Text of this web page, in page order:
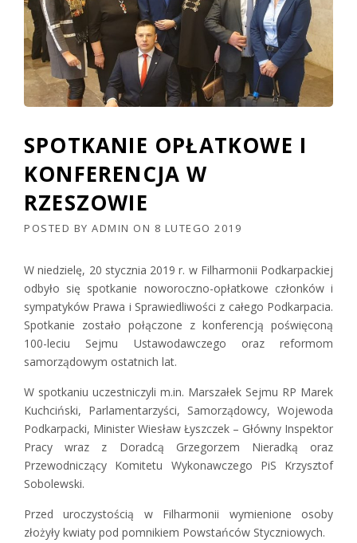
SPOTKANIE OPŁATKOWE I
KONFERENCJA W
RZESZOWIE
POSTED BY ADMIN ON 8 LUTEGO 2019
W niedzielę, 20 stycznia 2019 r. w Filharmonii Podkarpackiej
odbyło się spotkanie noworoczno-opłatkowe członków i
sympatyków Prawa i Sprawiedliwości z całego Podkarpacia.
Spotkanie zostało połączone z konferencją poświęconą
100-leciu Sejmu Ustawodawczego oraz reformom
samorządowym ostatnich lat.
W spotkaniu uczestniczyli m.in. Marszałek Sejmu RP Marek
Kuchciński, Parlamentarzyści, Samorządowcy, Wojewoda
Podkarpacki, Minister Wiesław Łyszczek – Główny Inspektor
Pracy wraz z Doradcą Grzegorzem Nieradką oraz
Przewodniczący Komitetu Wykonawczego PiS Krzysztof
Sobolewski.
Przed uroczystością w Filharmonii wymienione osoby
złożyły kwiaty pod pomnikiem Powstańców Styczniowych.